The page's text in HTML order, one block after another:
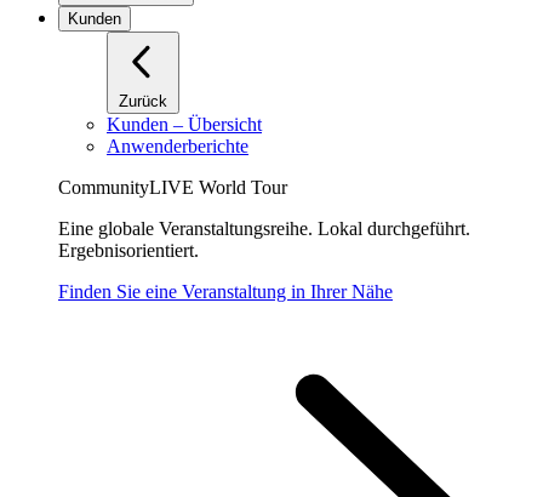
Kunden
Zurück
Kunden – Übersicht
Anwenderberichte
CommunityLIVE World Tour
Eine globale Veranstaltungsreihe. Lokal durchgeführt.
Ergebnisorientiert.
Finden Sie eine Veranstaltung in Ihrer Nähe